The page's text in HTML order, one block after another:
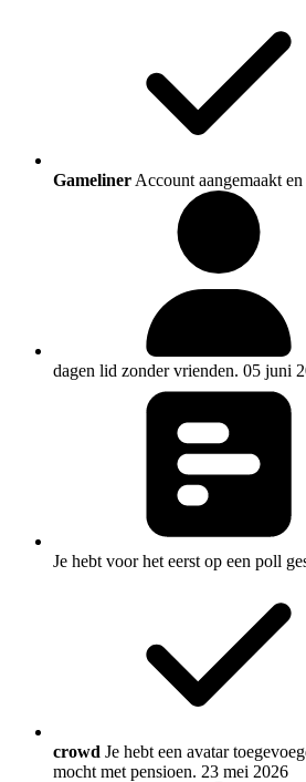
Gameliner Account aangemaakt
dagen lid zonder vrienden. 05 juni
Je hebt voor het eerst op een poll
crowd Je hebt een avatar
mocht met pensioen. 23 mei 2026